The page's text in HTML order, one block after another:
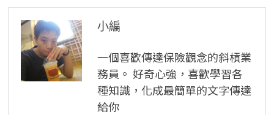
小編
一個喜歡傳達保險觀念的斜槓業
務員。 好奇心強，喜歡學習各
種知識，化成最簡單的文字傳達
給你